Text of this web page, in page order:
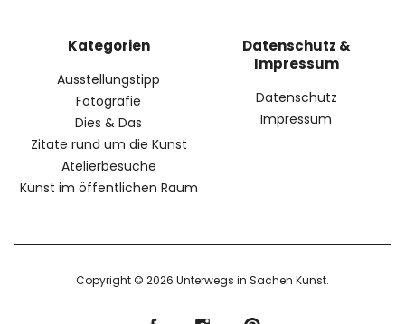
Kategorien
Ausstellungstipp
Fotografie
Dies & Das
Zitate rund um die Kunst
Atelierbesuche
Kunst im öffentlichen Raum
Datenschutz &
Impressum
Datenschutz
Impressum
Copyright © 2026 Unterwegs in Sachen Kunst